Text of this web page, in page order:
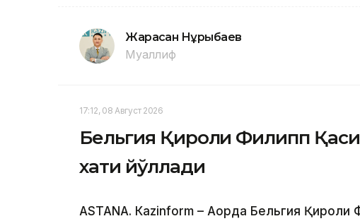
Жарасқан Нұрыбаев
Муаллиф
17:12, 08 Август 2026
Бельгия Қироли Филипп
хати йўллади
ASTANА. Кazinform – Ақорда Бельгия